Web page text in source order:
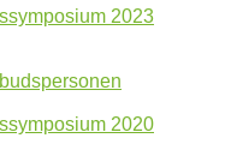
2023
2020
mit